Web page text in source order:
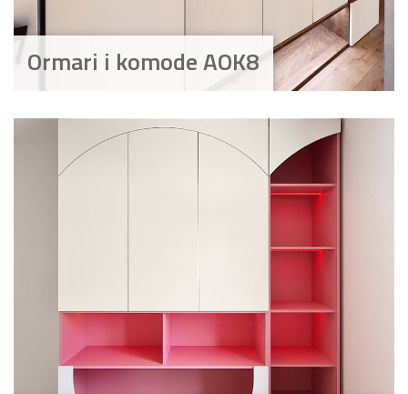
Ormari i komode AOK8